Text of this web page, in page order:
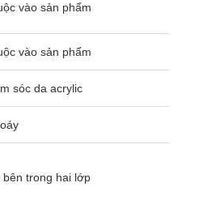
vào sản phẩm
vào sản phẩm
sóc da acrylic
bên trong hai lớp